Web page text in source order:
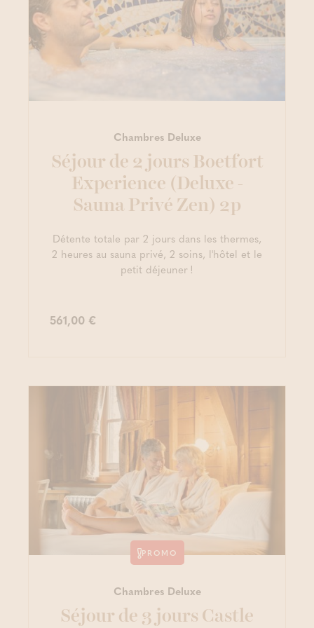
Chambres Deluxe
Séjour de 2 jours Boetfort
Experience (Deluxe -
Sauna Privé Zen) 2p
Détente totale par 2 jours dans les thermes,
2 heures au sauna privé, 2 soins, l'hôtel et le
petit déjeuner !
561,00 €
PROMO
Chambres Deluxe
Séjour de 3 jours Castle